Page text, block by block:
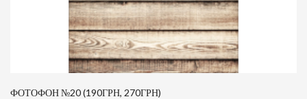
ФОТОФОН №20 (190ГРН, 270ГРН)